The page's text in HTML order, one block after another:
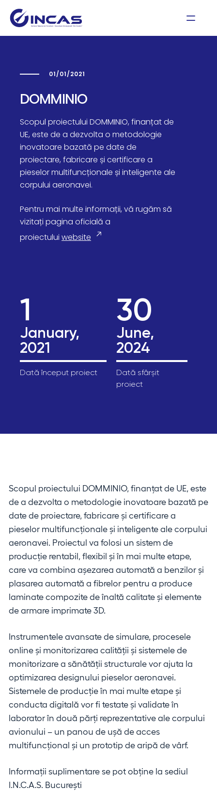
01/01/2021
DOMMINIO
Scopul proiectului DOMMINIO, finanțat de
UE, este de a dezvolta o metodologie
inovatoare bazată pe date de
proiectare, fabricare și certificare a
pieselor multifuncționale și inteligente ale
corpului aeronavei.
Pentru mai multe informații, vă rugăm să
vizitați pagina oficială a
proiectului website
1
January,
2021
Dată început proiect
30
June,
2024
Dată sfârșit
proiect
Scopul proiectului DOMMINIO, finanțat de UE, este
de a dezvolta o metodologie inovatoare bazată pe
date de proiectare, fabricare și certificare a
pieselor multifuncționale și inteligente ale corpului
aeronavei. Proiectul va folosi un sistem de
producție rentabil, flexibil și în mai multe etape,
care va combina așezarea automată a benzilor și
plasarea automată a fibrelor pentru a produce
laminate compozite de înaltă calitate și elemente
de armare imprimate 3D.
Instrumentele avansate de simulare, procesele
online și monitorizarea calității și sistemele de
monitorizare a sănătății structurale vor ajuta la
optimizarea designului pieselor aeronavei.
Sistemele de producție în mai multe etape și
conducta digitală vor fi testate și validate în
laborator în două părți reprezentative ale corpului
avionului – un panou de ușă de acces
multifuncțional și un prototip de aripă de vârf.
Informații suplimentare se pot obține la sediul
I.N.C.A.S. Bucureşti